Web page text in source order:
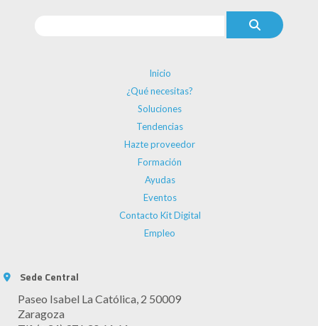
Inicio
¿Qué necesitas?
Soluciones
Tendencias
Hazte proveedor
Formación
Ayudas
Eventos
Contacto Kit Digital
Empleo
Sede Central
Paseo Isabel La Católica, 2 50009
Zaragoza